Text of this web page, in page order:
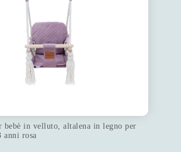
bebè in velluto, altalena in legno per
anni rosa